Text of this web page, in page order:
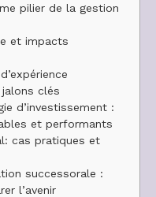
pilier de la gestion
et impacts
clés
d’investissement :
et performants
cas pratiques et
successorale :
l’avenir